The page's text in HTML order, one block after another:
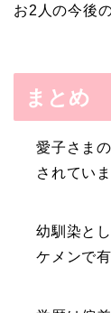
お2人の今後
まとめ
愛子さま
されてい
幼馴染と
ケメンで